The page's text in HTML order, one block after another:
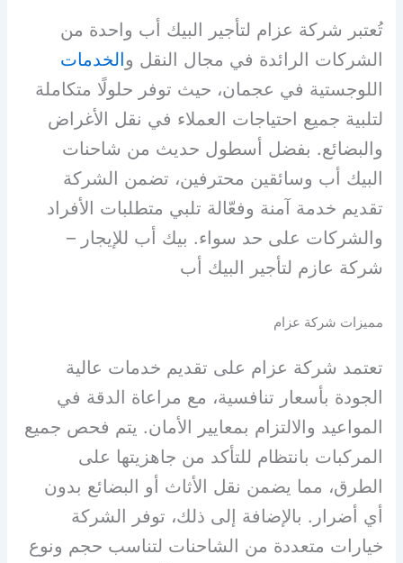
تُعتبر شركة عزام لتأجير البيك أب واحدة من
الشركات الرائدة في مجال النقل والخدمات
اللوجستية في عجمان، حيث توفر حلولًا متكاملة
لتلبية جميع احتياجات العملاء في نقل الأغراض
والبضائع. بفضل أسطول حديث من شاحنات
البيك أب وسائقين محترفين، تضمن الشركة
تقديم خدمة آمنة وفعّالة تلبي متطلبات الأفراد
والشركات على حد سواء. بيك أب للإيجار –
شركة عازم لتأجير البيك أب
مميزات شركة عزام
تعتمد شركة عزام على تقديم خدمات عالية
الجودة بأسعار تنافسية، مع مراعاة الدقة في
المواعيد والالتزام بمعايير الأمان. يتم فحص جميع
المركبات بانتظام للتأكد من جاهزيتها على
الطرق، مما يضمن نقل الأثاث أو البضائع بدون
أي أضرار. بالإضافة إلى ذلك، توفر الشركة
خيارات متعددة من الشاحنات لتناسب حجم ونوع